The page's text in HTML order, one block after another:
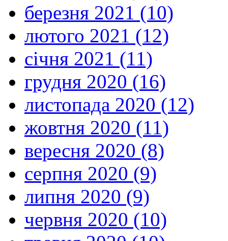
березня 2021 (10)
лютого 2021 (12)
січня 2021 (11)
грудня 2020 (16)
листопада 2020 (12)
жовтня 2020 (11)
вересня 2020 (8)
серпня 2020 (9)
липня 2020 (9)
червня 2020 (10)